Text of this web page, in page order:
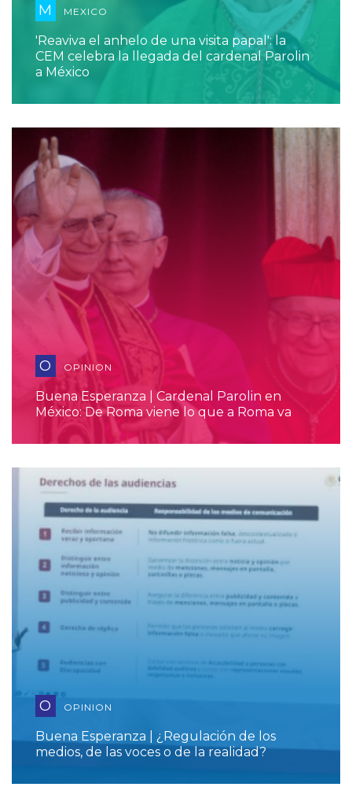
M MEXICO
'Reaviva el anhelo de una visita papal': la
CEM celebra la llegada del cardenal Parolin
a México
O OPINION
Buena Esperanza | Cardenal Parolin en
México: De Roma viene lo que a Roma va
O OPINION
Buena Esperanza | ¿Regulación de los
medios, de las voces o de la realidad?